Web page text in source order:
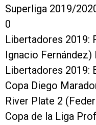
Superliga 2019/
0
Libertadores 2019:
Ignacio
Libertadores 2019:
Copa Diego
River Plate 2
Copa de la Liga